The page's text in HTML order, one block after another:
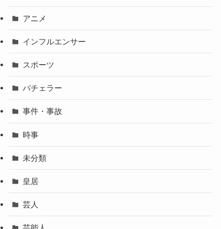
アニメ
インフルエンサー
スポーツ
バチェラー
事件・事故
時事
未分類
皇居
芸人